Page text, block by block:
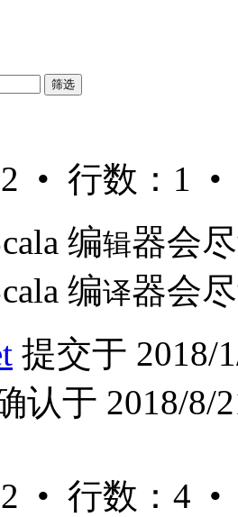
筛选
• 行数：1 •
编辑器会
编译器会
提交于 2018/
认于 2018/8/
• 行数：4 •